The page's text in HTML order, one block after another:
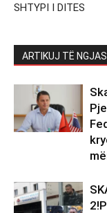
SHTYPI I DITES
ARTIKUJ TË